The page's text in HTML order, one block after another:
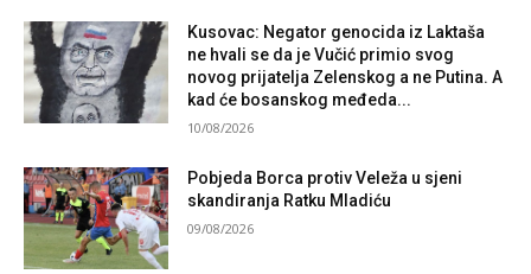
Kusovac: Negator genocida iz Laktaša
ne hvali se da je Vučić primio svog
novog prijatelja Zelenskog a ne Putina. A
kad će bosanskog međeda...
10/08/2026
Pobjeda Borca protiv Veleža u sjeni
skandiranja Ratku Mladiću
09/08/2026